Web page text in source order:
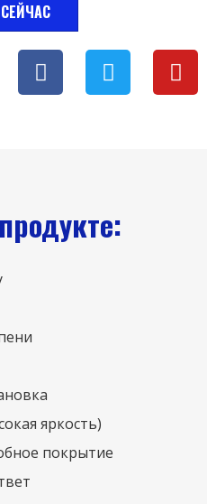
яркость)
покрытие